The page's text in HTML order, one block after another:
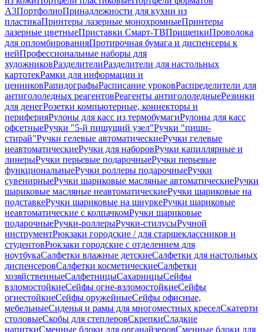
А3ПортфолиоПринадлежности для кухни из
пластикаПринтеры лазерные монохромныеПринтеры
лазерные цветныеПриставки Смарт-ТВПрищепкиПроволока
для опломбированияПротирочная бумага и диспенсеры к
нейПрофессиональные наборы для
художниковРазделителиРазделители для настольных
картотекРамки для информации и
ценниковРапидографыРасписание уроковРаспределители для
антигололедных реагентовРеагенты антигололедныеРезинки
для денегРозетки компьютерные, коннекторы и
периферияРулоны для касс из термобумагиРулоны для касс
офсетныеРучки "5-й пишущий узел"Ручки "пиши-
стирай"Ручки гелевые автоматическиеРучки гелевые
неавтоматическиеРучки для наборовРучки капиллярные и
линерыРучки перьевые подарочныеРучки перьевые
функциональныеРучки роллеры подарочныеРучки
сувенирныеРучки шариковые масляные автоматическиеРучки
шариковые масляные неавтоматическиеРучки шариковые на
подставкеРучки шариковые на шнуркеРучки шариковые
неавтоматические с колпачкомРучки шариковые
подарочныеРучки-роллерыРучки-стилусыРучной
инструментРюкзаки городские / для старшеклассников и
студентовРюкзаки городские с отделением для
ноутбукаСалфетки влажные детскиеСалфетки для настольных
диспенсеровСалфетки косметическиеСалфетки
хозяйственныеСалфетницыСахарницыСейфы
взломостойкиеСейфы огне-взломостойкиеСейфы
огнестойкиеСейфы оружейныеСейфы офисные,
мебельныеСиденья и рамы для многоместных креселСкатерти
столовыеСкобы для степлеровСкрепкиСладкие
напиткиСменные блоки для органайзеровСменные блоки для